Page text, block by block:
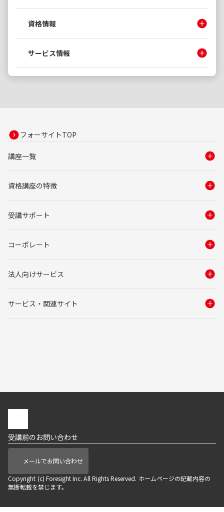
資格情報
サービス情報
フォーサイトTOP
講座一覧
資格講座の特徴
受講サポート
コーポレート
法人向けサービス
サービス・関連サイト
受講前のお問い合わせ
メールでお問い合わせ
Copyright (c) Foresight Inc. All Rights Reserved. ホームページの記載内容の
無断転載を禁じます。